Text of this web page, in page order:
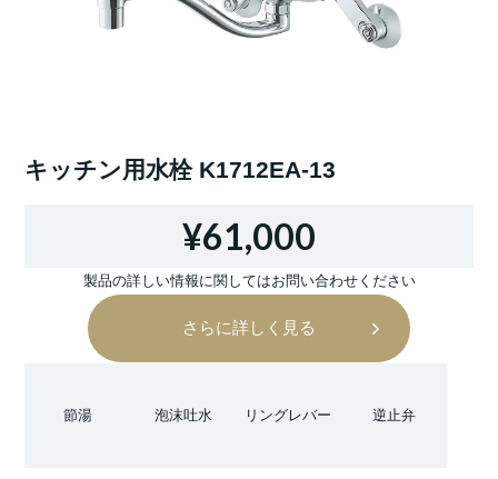
キッチン用水栓 K1712EA-13
¥61,000
製品の詳しい情報に関してはお問い合わせください
さらに詳しく見る
節湯 泡沫吐水 リングレバー 逆止弁